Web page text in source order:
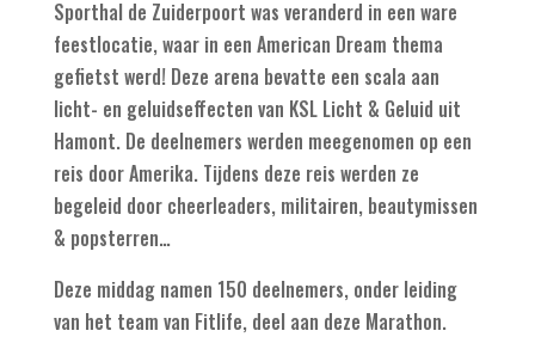
Sporthal de Zuiderpoort was veranderd in een ware
feestlocatie, waar in een American Dream thema
gefietst werd! Deze arena bevatte een scala aan
licht- en geluidseffecten van KSL Licht & Geluid uit
Hamont. De deelnemers werden meegenomen op een
reis door Amerika. Tijdens deze reis werden ze
begeleid door cheerleaders, militairen, beautymissen
& popsterren…
Deze middag namen 150 deelnemers, onder leiding
van het team van Fitlife, deel aan deze Marathon.